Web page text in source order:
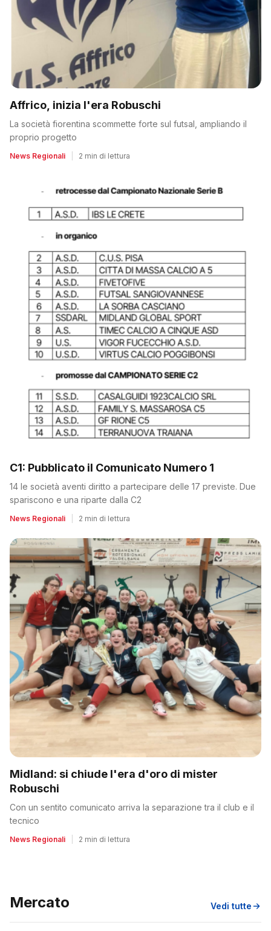
Affrico, inizia l'era Robuschi
La società fiorentina scommette forte sul futsal, ampliando il
proprio progetto
News Regionali 2 min di lettura
C1: Pubblicato il Comunicato Numero 1
14 le società aventi diritto a partecipare delle 17 previste. Due
spariscono e una riparte dalla C2
News Regionali 2 min di lettura
Midland: si chiude l'era d'oro di mister
Robuschi
Con un sentito comunicato arriva la separazione tra il club e il
tecnico
News Regionali 2 min di lettura
Mercato Vedi tutte